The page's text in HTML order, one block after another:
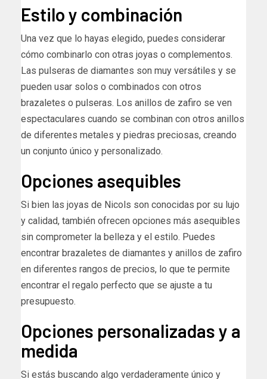
Estilo y combinación
Una vez que lo hayas elegido, puedes considerar
cómo combinarlo con otras joyas o complementos.
Las pulseras de diamantes son muy versátiles y se
pueden usar solos o combinados con otros
brazaletes o pulseras. Los anillos de zafiro se ven
espectaculares cuando se combinan con otros anillos
de diferentes metales y piedras preciosas, creando
un conjunto único y personalizado.
Opciones asequibles
Si bien las joyas de Nicols son conocidas por su lujo
y calidad, también ofrecen opciones más asequibles
sin comprometer la belleza y el estilo. Puedes
encontrar brazaletes de diamantes y anillos de zafiro
en diferentes rangos de precios, lo que te permite
encontrar el regalo perfecto que se ajuste a tu
presupuesto.
Opciones personalizadas y a
medida
Si estás buscando algo verdaderamente único y